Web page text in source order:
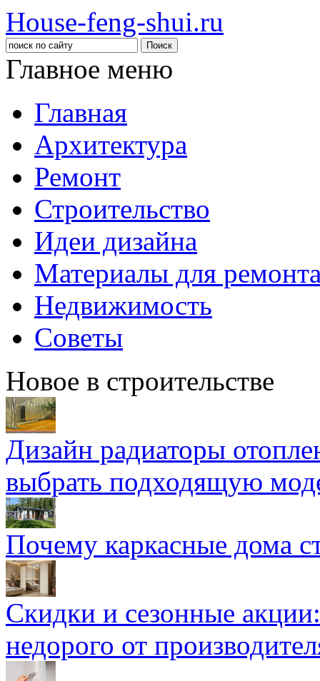
House-feng-shui.ru
Главное меню
Главная
Архитектура
Ремонт
Строительство
Идеи дизайна
Материалы для
Недвижимость
Советы
Новое в строительстве
Дизайн радиаторы
выбрать подходящую
Почему каркасные дома
Скидки и сезонные
недорого от